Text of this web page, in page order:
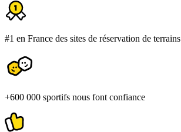
#1 en France des sites de réservation de terrains
+600 000 sportifs nous font confiance